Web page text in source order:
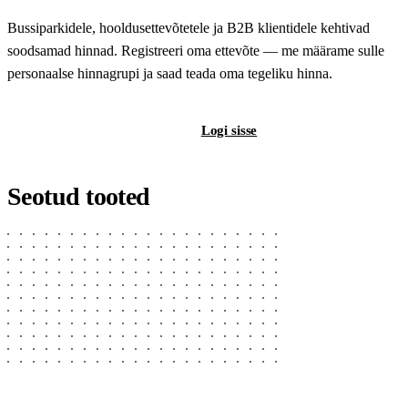
Bussiparkidele, hooldusettevõtetele ja B2B klientidele kehtivad
soodsamad hinnad. Registreeri oma ettevõte — me määrame sulle
personaalse hinnagrupi ja saad teada oma tegeliku hinna.
Logi sisse
Seotud tooted